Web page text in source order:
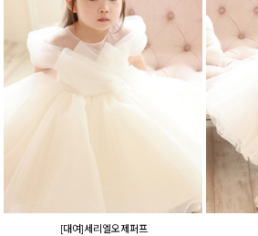
[대여]세리엘오제퍼프